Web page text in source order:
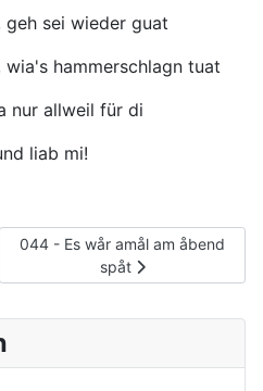
sei wieder guat
hammerschlagn tuat
nur allweil für di
liab mi!
herbstelt im Gart'n
Nächster Beitrag: 044 - Es wår
044 - Es wår amål am åbend
spåt